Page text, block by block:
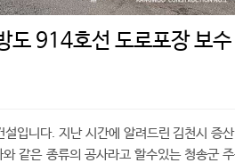
도 914호선 도로포장 보수
입니다. 지난 시간에 알려드린 김천시 증
같은 종류의 공사라고 할수있는 청송군